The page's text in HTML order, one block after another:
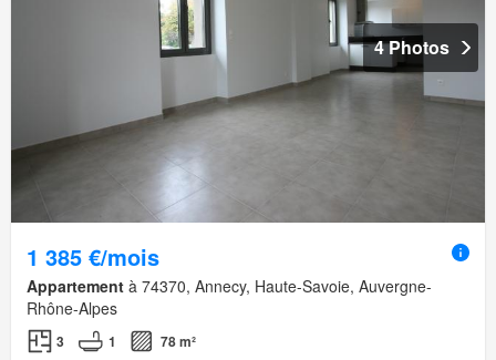
4 Photos
1 385 €/mois
Appartement à 74370, Annecy, Haute-Savoie, Auvergne-
Rhône-Alpes
3 1 78 m²